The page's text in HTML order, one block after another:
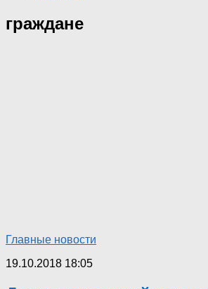
граждане
Главные новости
19.10.2018 18:05